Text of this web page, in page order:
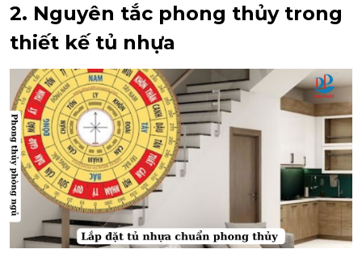
2. Nguyên tắc phong thủy trong
thiết kế tủ nhựa